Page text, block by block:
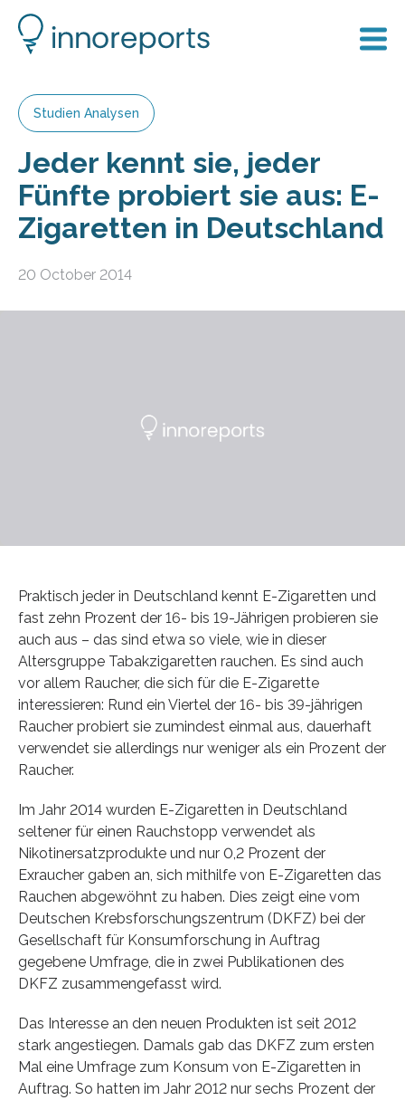
Studien Analysen
Jeder kennt sie, jeder
Fünfte probiert sie aus: E-
Zigaretten in Deutschland
20 October 2014
Praktisch jeder in Deutschland kennt E-Zigaretten und
fast zehn Prozent der 16- bis 19-Jährigen probieren sie
auch aus – das sind etwa so viele, wie in dieser
Altersgruppe Tabakzigaretten rauchen. Es sind auch
vor allem Raucher, die sich für die E-Zigarette
interessieren: Rund ein Viertel der 16- bis 39-jährigen
Raucher probiert sie zumindest einmal aus, dauerhaft
verwendet sie allerdings nur weniger als ein Prozent der
Raucher.
Im Jahr 2014 wurden E-Zigaretten in Deutschland
seltener für einen Rauchstopp verwendet als
Nikotinersatzprodukte und nur 0,2 Prozent der
Exraucher gaben an, sich mithilfe von E-Zigaretten das
Rauchen abgewöhnt zu haben. Dies zeigt eine vom
Deutschen Krebsforschungszentrum (DKFZ) bei der
Gesellschaft für Konsumforschung in Auftrag
gegebene Umfrage, die in zwei Publikationen des
DKFZ zusammengefasst wird.
Das Interesse an den neuen Produkten ist seit 2012
stark angestiegen. Damals gab das DKFZ zum ersten
Mal eine Umfrage zum Konsum von E-Zigaretten in
Auftrag. So hatten im Jahr 2012 nur sechs Prozent der